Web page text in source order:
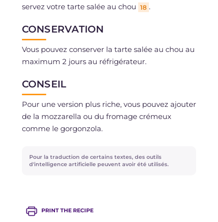
servez votre tarte salée au chou 18 .
CONSERVATION
Vous pouvez conserver la tarte salée au chou au
maximum 2 jours au réfrigérateur.
CONSEIL
Pour une version plus riche, vous pouvez ajouter
de la mozzarella ou du fromage crémeux
comme le gorgonzola.
Pour la traduction de certains textes, des outils
d'intelligence artificielle peuvent avoir été utilisés.
PRINT THE RECIPE